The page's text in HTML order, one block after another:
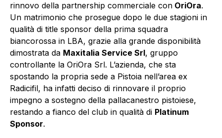
rinnovo della partnership commerciale con OriOra.
Un matrimonio che prosegue dopo le due stagioni in
qualità di title sponsor della prima squadra
biancorossa in LBA, grazie alla grande disponibilità
dimostrata da Maxitalia Service Srl, gruppo
controllante la OriOra Srl. L’azienda, che sta
spostando la propria sede a Pistoia nell’area ex
Radicifil, ha infatti deciso di rinnovare il proprio
impegno a sostegno della pallacanestro pistoiese,
restando a fianco del club in qualità di Platinum
Sponsor.